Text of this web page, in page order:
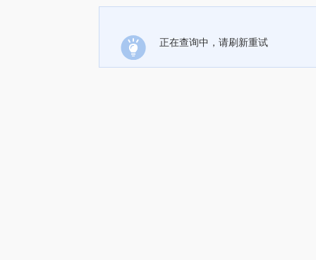
正在查询中，请刷新重试